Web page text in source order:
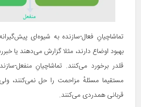
تماشاچیانِ فعال-سازنده به شیوه‌ای
بهبود اوضاع دارند، مثلا گزارش می‌دهند یا
قلدر برخورد می‌کنند. تماشاچیانِ منفعل-
مستقیما مسئلهٔ مزاحمت را حل نمی‌کنند،
قربانی همدردی می‌کنند.